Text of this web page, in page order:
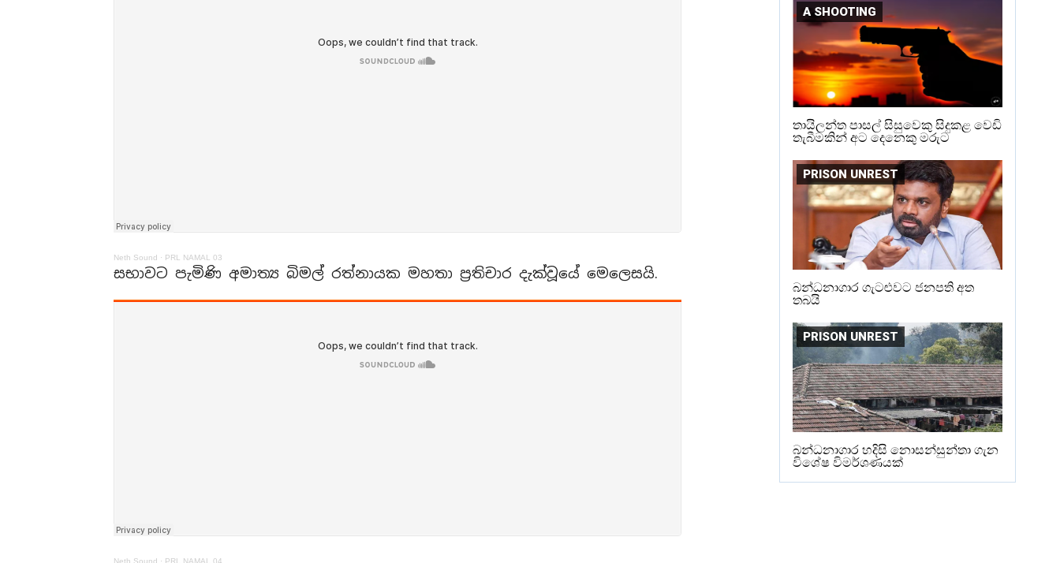
Neth Sound · PRL NAMAL 03
සභාවට පැමිණි අමාත්‍ය බිමල් රත්නායක මහතා ප්‍රතිචාර දැක්වූයේ මෙලෙසයි.
Neth Sound · PRL NAMAL 04
A SHOOTING
තායිලන්ත පාසල් සිසුවෙකු සිදුකළ වෙඩි
තැබීමකින් අට දෙනෙකු මරුට
PRISON UNREST
බන්ධනාගාර ගැටළුවට ජනපති අත
තබයි
PRISON UNREST
බන්ධනාගාර හදිසි නොසන්සුන්තා ගැන
විශේෂ විමර්ශණයක්